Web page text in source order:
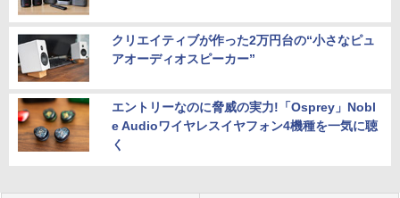
クリエイティブが作った2万円台の“小さなピュ
アオーディオスピーカー”
エントリーなのに脅威の実力!「Osprey」Nobl
e Audioワイヤレスイヤフォン4機種を一気に聴
く